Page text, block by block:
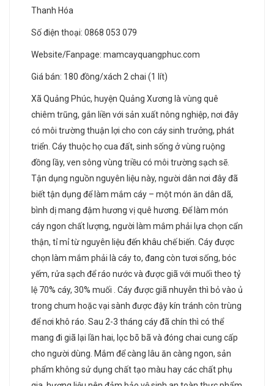
Thanh Hóa
Số điện thoại: 0868 053 079
Website/Fanpage: mamcayquangphuc.com
Giá bán: 180 đồng/xách 2 chai (1 lít)
Xã Quảng Phúc, huyện Quảng Xương là vùng quê
chiêm trũng, gắn liền với sản xuất nông nghiệp, nơi đây
có môi trường thuận lợi cho con cáy sinh trưởng, phát
triển. Cáy thuộc họ cua đất, sinh sống ở vùng ruộng
đồng lầy, ven sông vùng triều có môi trường sạch sẽ.
Tận dụng nguồn nguyên liệu này, người dân nơi đây đã
biết tận dụng để làm mắm cáy – một món ăn dân dã,
bình dị mang đậm hương vị quê hương. Để làm món
cáy ngon chất lượng, người làm mắm phải lựa chọn cẩn
thận, tỉ mỉ từ nguyên liệu đến khâu chế biến. Cáy được
chọn làm mắm phải là cáy to, đang còn tươi sống, bóc
yếm, rửa sạch để ráo nước và được giã với muối theo tỷ
lệ 70% cáy, 30% muối . Cáy được giã nhuyễn thì bỏ vào ủ
trong chum hoặc vại sành được đậy kín tránh côn trùng
để nơi khô ráo. Sau 2-3 tháng cáy đã chín thì có thể
mang đi giã lại lần hai, lọc bõ bã và đóng chai cung cấp
cho người dùng. Mắm để càng lâu ăn càng ngon, sản
phẩm không sử dụng chất tạo màu hay các chất phụ